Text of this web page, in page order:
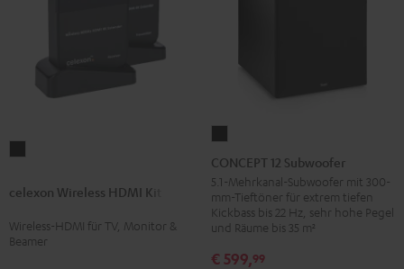
HDMI
Schwarz
celexon Wireless HDMI Kit
Wireless-HDMI für TV, Monitor &
Beamer
12
Subwoofer
Schwarz
CONCEPT 12 Subwoofer
5.1-Mehrkanal-Subwoofer mit 300-
mm-Tieftöner für extrem tiefen
Kickbass bis 22 Hz, sehr hohe Pegel
und Räume bis 35 m²
€ 599,99